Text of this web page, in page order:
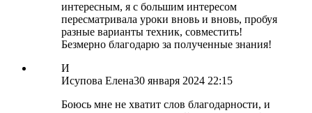
интересным, я с большим интересом
пересматривала уроки вновь и вновь, пробуя
разные варианты техник, совместить!
Безмерно благодарю за полученные знания!
И
Исупова Елена30 января 2024 22:15
Боюсь мне не хватит слов благодарности, и